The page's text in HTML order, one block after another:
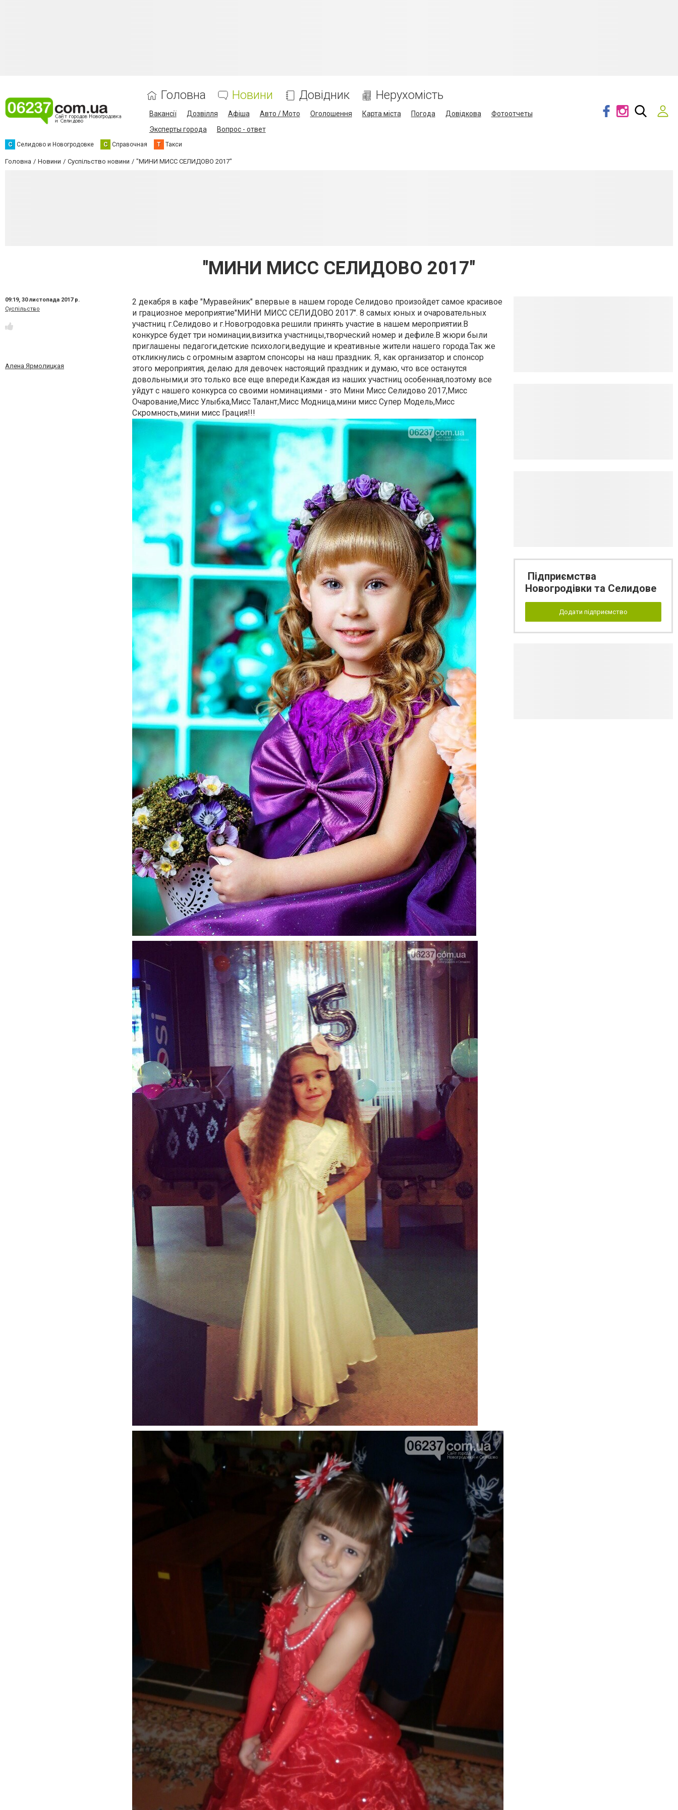
Головна Новини Довідник Нерухомість
Вакансії Дозвілля Афіша Авто / Мото Оголошення Карта міста Погода Довідкова
Фотоотчеты
Эксперты города
Вопрос - ответ
С Селидово и Новогродовке С Справочная Т Такси
Головна Новини Суспільство новини "МИНИ МИСС СЕЛИДОВО 2017"
"МИНИ МИСС СЕЛИДОВО 2017"
09:19, 30 листопада 2017 р.
Суспільство
Алена Ярмолицкая
2 декабря в кафе "Муравейник" впервые в нашем городе Селидово произойдет самое красивое
и грациозное мероприятие"МИНИ МИСС СЕЛИДОВО 2017". 8 самых юных и очаровательных
участниц г.Селидово и г.Новогродовка решили принять участие в нашем мероприятии.В
конкурсе будет три номинации,визитка участницы,творческий номер и дефиле.В жюри были
приглашены педагоги,детские психологи,ведущие и креативные жители нашего города.Так же
откликнулись с огромным азартом спонсоры на наш праздник. Я, как организатор и спонсор
этого мероприятия, делаю для девочек настоящий праздник и думаю, что все останутся
довольными,и это только все еще впереди.Каждая из наших участниц особенная,поэтому все
уйдут с нашего конкурса со своими номинациями - это Мини Мисс Селидово 2017,Мисс
Очарование,Мисс Улыбка,Мисс Талант,Мисс Модница,мини мисс Супер Модель,Мисс
Скромность,мини мисс Грация!!!
Підприємства
Новогродівки та Селидове
Додати підприємство